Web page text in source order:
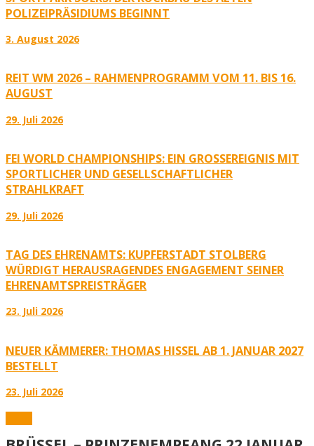
POLIZEIPRÄSIDIUMS BEGINNT
3. August 2026
REIT WM 2026 – RAHMENPROGRAMM VOM 11. BIS 16.
AUGUST
29. Juli 2026
FEI WORLD CHAMPIONSHIPS: EIN GROSSEREIGNIS MIT S
PORTLICHER UND GESELLSCHAFTLICHER S
TRAHLKRAFT
29. Juli 2026
TAG DES EHRENAMTS: KUPFERSTADT STOLBERG
WÜRDIGT HERAUSRAGENDES ENGAGEMENT SEINER
EHRENAMTSPREISTRÄGER
23. Juli 2026
NEUER KÄMMERER: THOMAS HISSEL AB 1. JANUAR 2027
BESTELLT
23. Juli 2026